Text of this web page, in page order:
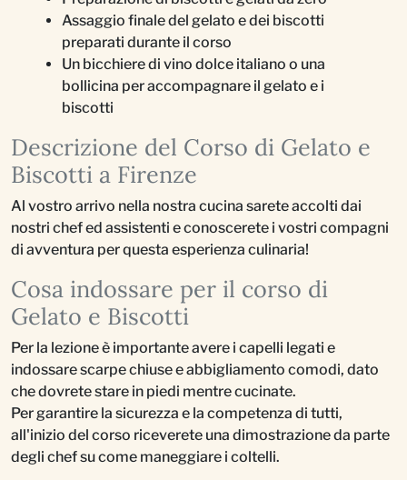
Assaggio finale del gelato e dei biscotti
preparati durante il corso
Un bicchiere di vino dolce italiano o una
bollicina per accompagnare il gelato e i
biscotti
Descrizione del Corso di Gelato e
Biscotti a Firenze
Al vostro arrivo nella nostra cucina sarete accolti dai
nostri chef ed assistenti e conoscerete i vostri compagni
di avventura per questa esperienza culinaria!
Cosa indossare per il corso di
Gelato e Biscotti
Per la lezione è importante avere i capelli legati e
indossare scarpe chiuse e abbigliamento comodi, dato
che dovrete stare in piedi mentre cucinate.
Per garantire la sicurezza e la competenza di tutti,
all'inizio del corso riceverete una dimostrazione da parte
degli chef su come maneggiare i coltelli.